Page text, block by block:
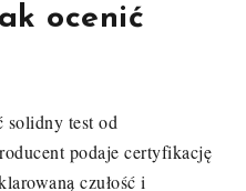
ocenić
solidny test od
podaje certyfikację
czułość i